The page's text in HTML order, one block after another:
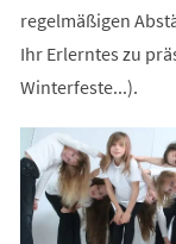
regelmäßigen
Ihr Erlerntes zu
Winterfeste...).